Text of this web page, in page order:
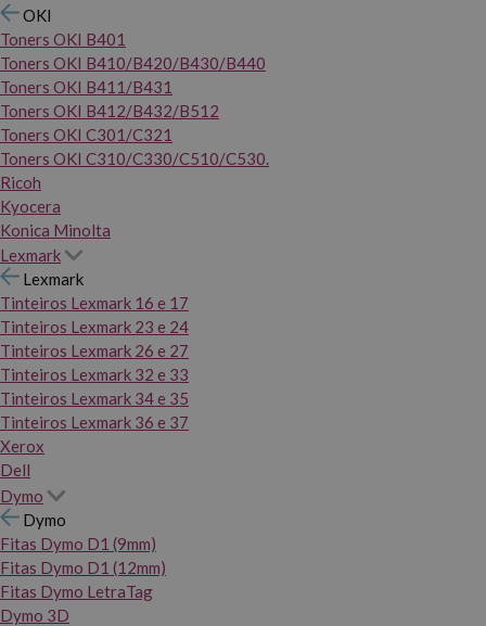
OKI
Toners OKI B401
Toners OKI B410/B420/B430/B440
Toners OKI B411/B431
Toners OKI B412/B432/B512
Toners OKI C301/C321
Toners OKI C310/C330/C510/C530.
Ricoh
Kyocera
Konica Minolta
Lexmark
Lexmark
Tinteiros Lexmark 16 e 17
Tinteiros Lexmark 23 e 24
Tinteiros Lexmark 26 e 27
Tinteiros Lexmark 32 e 33
Tinteiros Lexmark 34 e 35
Tinteiros Lexmark 36 e 37
Xerox
Dell
Dymo
Dymo
Fitas Dymo D1 (9mm)
Fitas Dymo D1 (12mm)
Fitas Dymo LetraTag
Dymo 3D